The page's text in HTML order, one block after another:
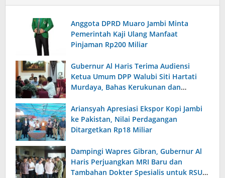
Anggota DPRD Muaro Jambi Minta
Pemerintah Kaji Ulang Manfaat
Pinjaman Rp200 Miliar
Gubernur Al Haris Terima Audiensi
Ketua Umum DPP Walubi Siti Hartati
Murdaya, Bahas Kerukunan dan
Ariansyah Apresiasi Ekspor Kopi Jambi
ke Pakistan, Nilai Perdagangan
Ditargetkan Rp18 Miliar
Dampingi Wapres Gibran, Gubernur Al
Haris Perjuangkan MRI Baru dan
Tambahan Dokter Spesialis untuk RSUD